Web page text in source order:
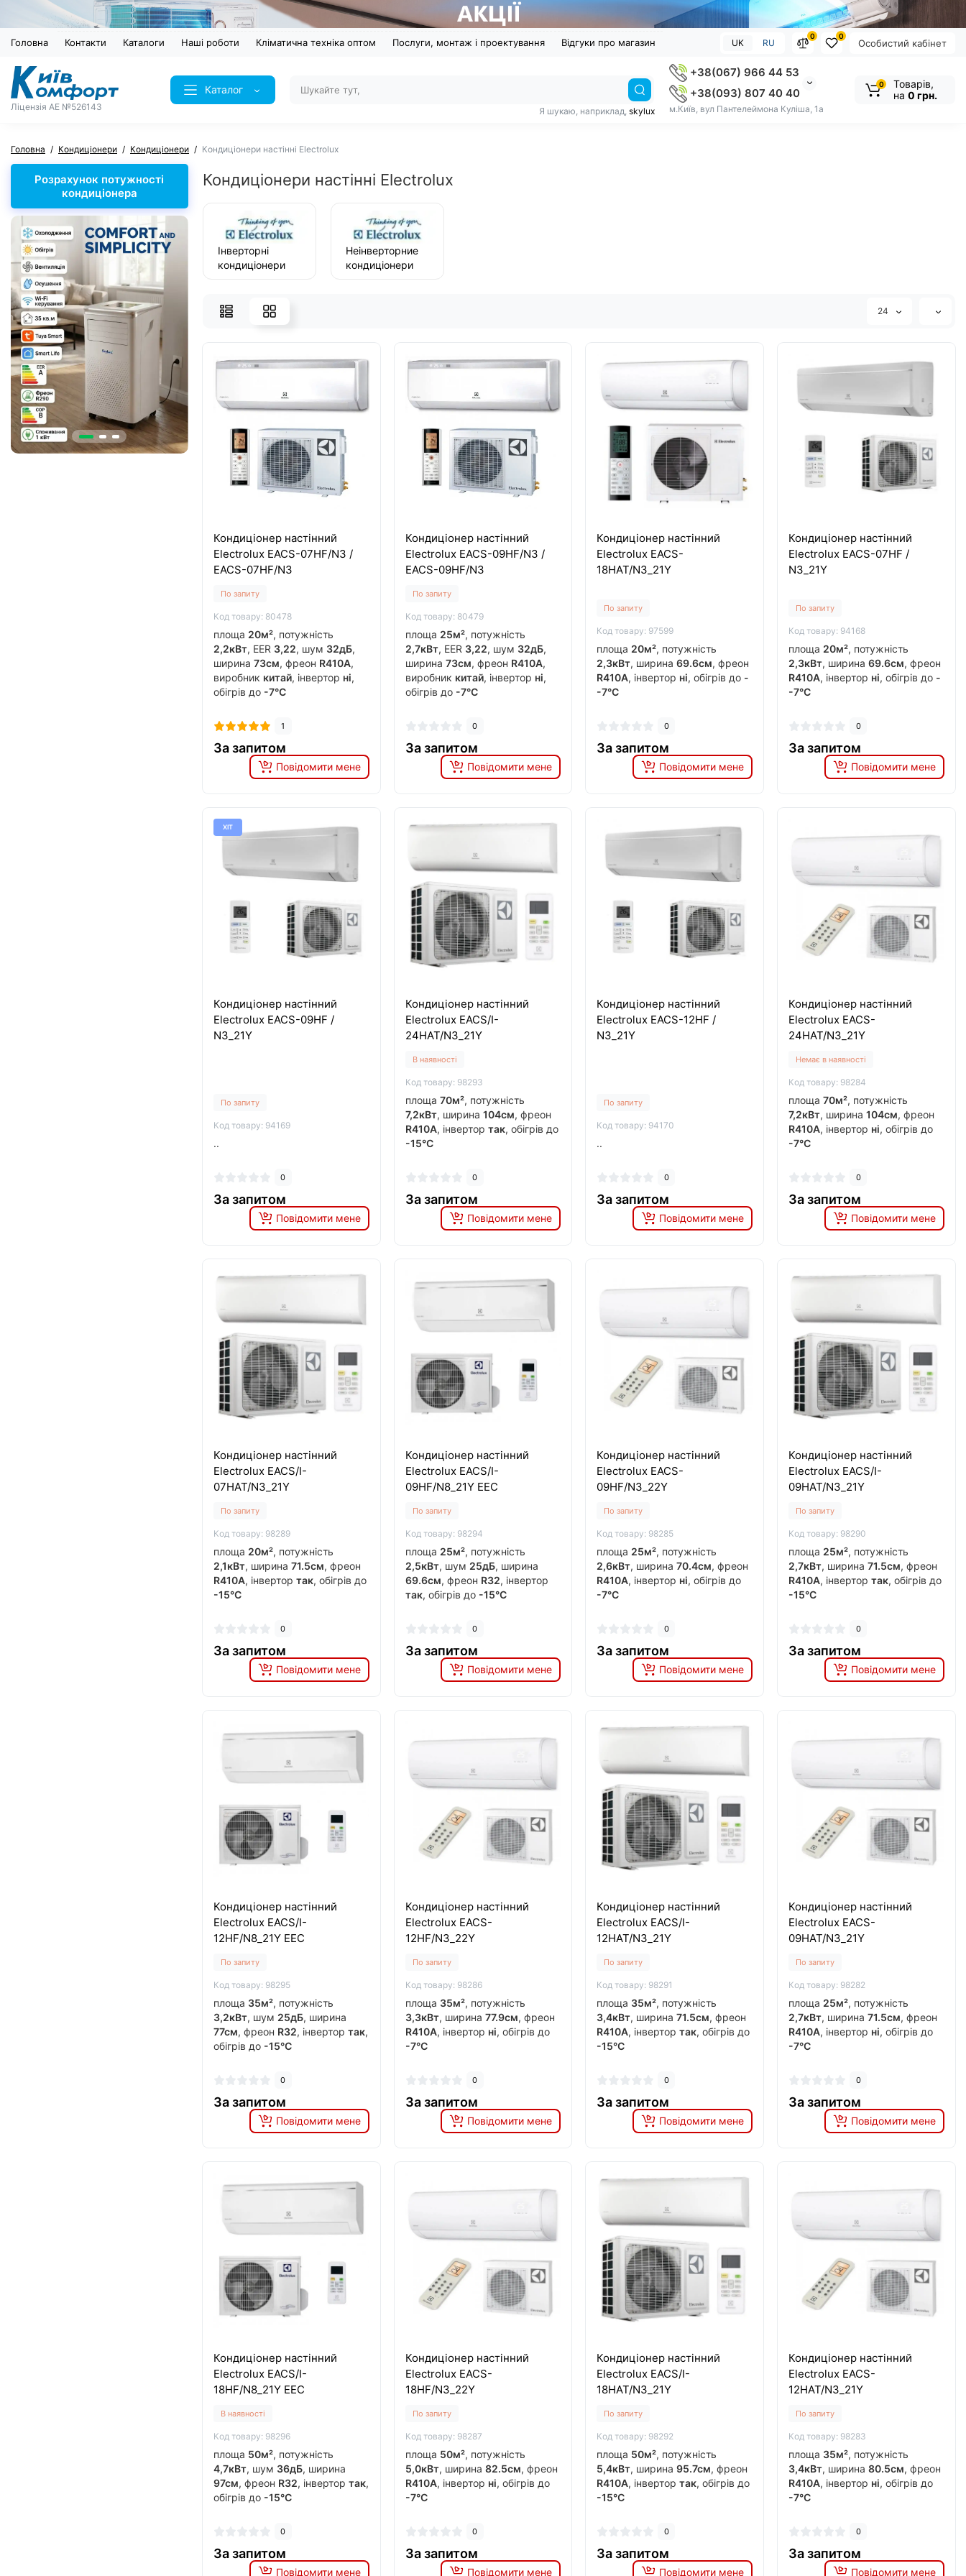
Головна Контакти Каталоги Наші роботи Кліматична техніка оптом Послуги, монтаж і проектування Відгуки про магазин Особистий кабінет
0
0
UK RU
Ліцензія AE №526143
Каталог
+38(067) 966 44 53
+38(093) 807 40 40
м.Київ, вул Пантелеймона Куліша, 1а
Я шукаю, наприклад, skylux
0
Товарів,
на 0 грн.
Головна Кондиціонери Кондиціонери Кондиціонери настінні Electrolux
Розрахунок потужності
кондиціонера
Кондиціонери настінні Electrolux
Інверторні
кондиціонери
Неінверторние
кондиціонери
24
Кондиціонер настінний
Electrolux EACS-07HF/N3 /
EACS-07HF/N3
По запиту
Код товару: 80478
площа 20м², потужність
2,2кВт, EER 3,22, шум 32дБ,
ширина 73см, фреон R410A,
виробник китай, інвертор ні,
обігрів до -7°C
1
За запитом
Повідомити мене
Кондиціонер настінний
Electrolux EACS-09HF/N3 /
EACS-09HF/N3
По запиту
Код товару: 80479
площа 25м², потужність
2,7кВт, EER 3,22, шум 32дБ,
ширина 73см, фреон R410A,
виробник китай, інвертор ні,
обігрів до -7°C
0
За запитом
Повідомити мене
Кондиціонер настінний
Electrolux EACS-
18HAT/N3_21Y
По запиту
Код товару: 97599
площа 20м², потужність
2,3кВт, ширина69.6см, фреон
R410A, інвертор ні, обігрів до -
-7°C
0
За запитом
Повідомити мене
Кондиціонер настінний
Electrolux EACS-07HF /
N3_21Y
По запиту
Код товару: 94168
площа 20м², потужність
2,3кВт, ширина69.6см, фреон
R410A, інвертор ні, обігрів до -
-7°C
0
За запитом
Повідомити мене
ХІТ
Кондиціонер настінний
Electrolux EACS-09HF /
N3_21Y
По запиту
Код товару: 94169
..
0
За запитом
Повідомити мене
Кондиціонер настінний
Electrolux EACS/I-
24HAT/N3_21Y
В наявності
Код товару: 98293
площа 70м², потужність
7,2кВт, ширина 104см, фреон
R410A, інвертор так, обігрів до
-15°C
0
За запитом
Повідомити мене
Кондиціонер настінний
Electrolux EACS-12HF /
N3_21Y
По запиту
Код товару: 94170
..
0
За запитом
Повідомити мене
Кондиціонер настінний
Electrolux EACS-
24HAT/N3_21Y
Немає в наявності
Код товару: 98284
площа70м², потужність
7,2кВт, ширина104см, фреон
R410A, інвертор ні, обігрів до
-7°C
0
За запитом
Повідомити мене
Кондиціонер настінний
Electrolux EACS/I-
07HAT/N3_21Y
По запиту
Код товару: 98289
площа 20м², потужність
2,1кВт, ширина 71.5см, фреон
R410A, інвертор так, обігрів до
-15°C
0
За запитом
Повідомити мене
Кондиціонер настінний
Electrolux EACS/I-
09HF/N8_21Y EEC
По запиту
Код товару: 98294
площа 25м², потужність
2,5кВт, шум 25дБ, ширина
69.6см, фреон R32, інвертор
так, обігрів до -15°C
0
За запитом
Повідомити мене
Кондиціонер настінний
Electrolux EACS-
09HF/N3_22Y
По запиту
Код товару: 98285
площа 25м², потужність
2,6кВт, ширина70.4см, фреон
R410A, інвертор ні, обігрів до
-7°C
0
За запитом
Повідомити мене
Кондиціонер настінний
Electrolux EACS/I-
09HAT/N3_21Y
По запиту
Код товару: 98290
площа 25м², потужність
2,7кВт, ширина71.5см, фреон
R410A, інвертортак, обігрів до
-15°C
0
За запитом
Повідомити мене
Кондиціонер настінний
Electrolux EACS/I-
12HF/N8_21Y EEC
По запиту
Код товару: 98295
площа 35м², потужність
3,2кВт, шум 25дБ, ширина
77см, фреон R32, інвертор так,
обігрів до -15°C
0
За запитом
Повідомити мене
Кондиціонер настінний
Electrolux EACS-
12HF/N3_22Y
По запиту
Код товару: 98286
площа 35м², потужність
3,3кВт, ширина 77.9см, фреон
R410A, інвертор ні, обігрів до
-7°C
0
За запитом
Повідомити мене
Кондиціонер настінний
Electrolux EACS/I-
12HAT/N3_21Y
По запиту
Код товару: 98291
площа 35м², потужність
3,4кВт, ширина71.5см, фреон
R410A, інвертортак, обігрів до
-15°C
0
За запитом
Повідомити мене
Кондиціонер настінний
Electrolux EACS-
09HAT/N3_21Y
По запиту
Код товару: 98282
площа 25м², потужність
2,7кВт, ширина71.5см, фреон
R410A, інвертор ні, обігрів до
-7°C
0
За запитом
Повідомити мене
Кондиціонер настінний
Electrolux EACS/I-
18HF/N8_21Y EEC
В наявності
Код товару: 98296
площа 50м², потужність
4,7кВт, шум 36дБ, ширина
97см, фреон R32, інвертор так,
обігрів до -15°C
0
За запитом
Повідомити мене
Кондиціонер настінний
Electrolux EACS-
18HF/N3_22Y
По запиту
Код товару: 98287
площа 50м², потужність
5,0кВт, ширина 82.5см, фреон
R410A, інвертор ні, обігрів до
-7°C
0
За запитом
Повідомити мене
Кондиціонер настінний
Electrolux EACS/I-
18HAT/N3_21Y
По запиту
Код товару: 98292
площа 50м², потужність
5,4кВт, ширина95.7см, фреон
R410A, інвертортак, обігрів до
-15°C
0
За запитом
Повідомити мене
Кондиціонер настінний
Electrolux EACS-
12HAT/N3_21Y
По запиту
Код товару: 98283
площа 35м², потужність
3,4кВт, ширина80.5см, фреон
R410A, інвертор ні, обігрів до
-7°C
0
За запитом
Повідомити мене